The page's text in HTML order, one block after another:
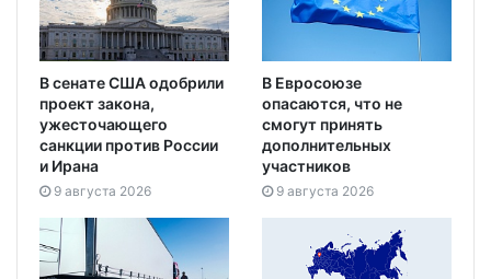
В сенате США одобрили
проект закона,
ужесточающего
санкции против России
и Ирана
9 августа 2026
В Евросоюзе
опасаются, что не
смогут принять
дополнительных
участников
9 августа 2026